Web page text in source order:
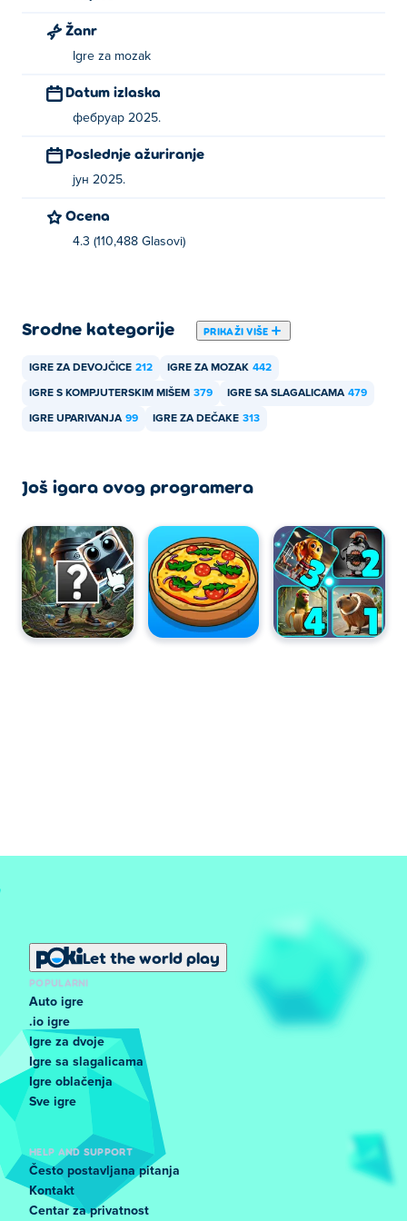
Можете бесплатно да играте Гуесс тхе Емојис на Poki.
Могу ли да играм Гуесс тхе Емојис на
мобилним уређајима и десктопу?
вашем рачунару и мобилним уређајима као што су
телефони и таблети.
Žanr
Igre za mozak
Datum izlaska
фебруар 2025.
Poslednje ažuriranje
јун 2025.
Ocena
4.3 (110,488 Glasovi)
Srodne kategorije PRIKAŽI VIŠE
IGRE ZA DEVOJČICE 212 IGRE ZA MOZAK 442
IGRE S KOMPJUTERSKIM MIŠEM 379 IGRE SA SLAGALICAMA 479
IGRE UPARIVANJA 99 IGRE ZA DEČAKE 313
Još igara ovog programera
Let the world play
POPULARNI
Auto igre
.io igre
Igre za dvoje
Igre sa slagalicama
Igre oblačenja
Sve igre
HELP AND SUPPORT
Često postavljana pitanja
Kontakt
Centar za privatnost